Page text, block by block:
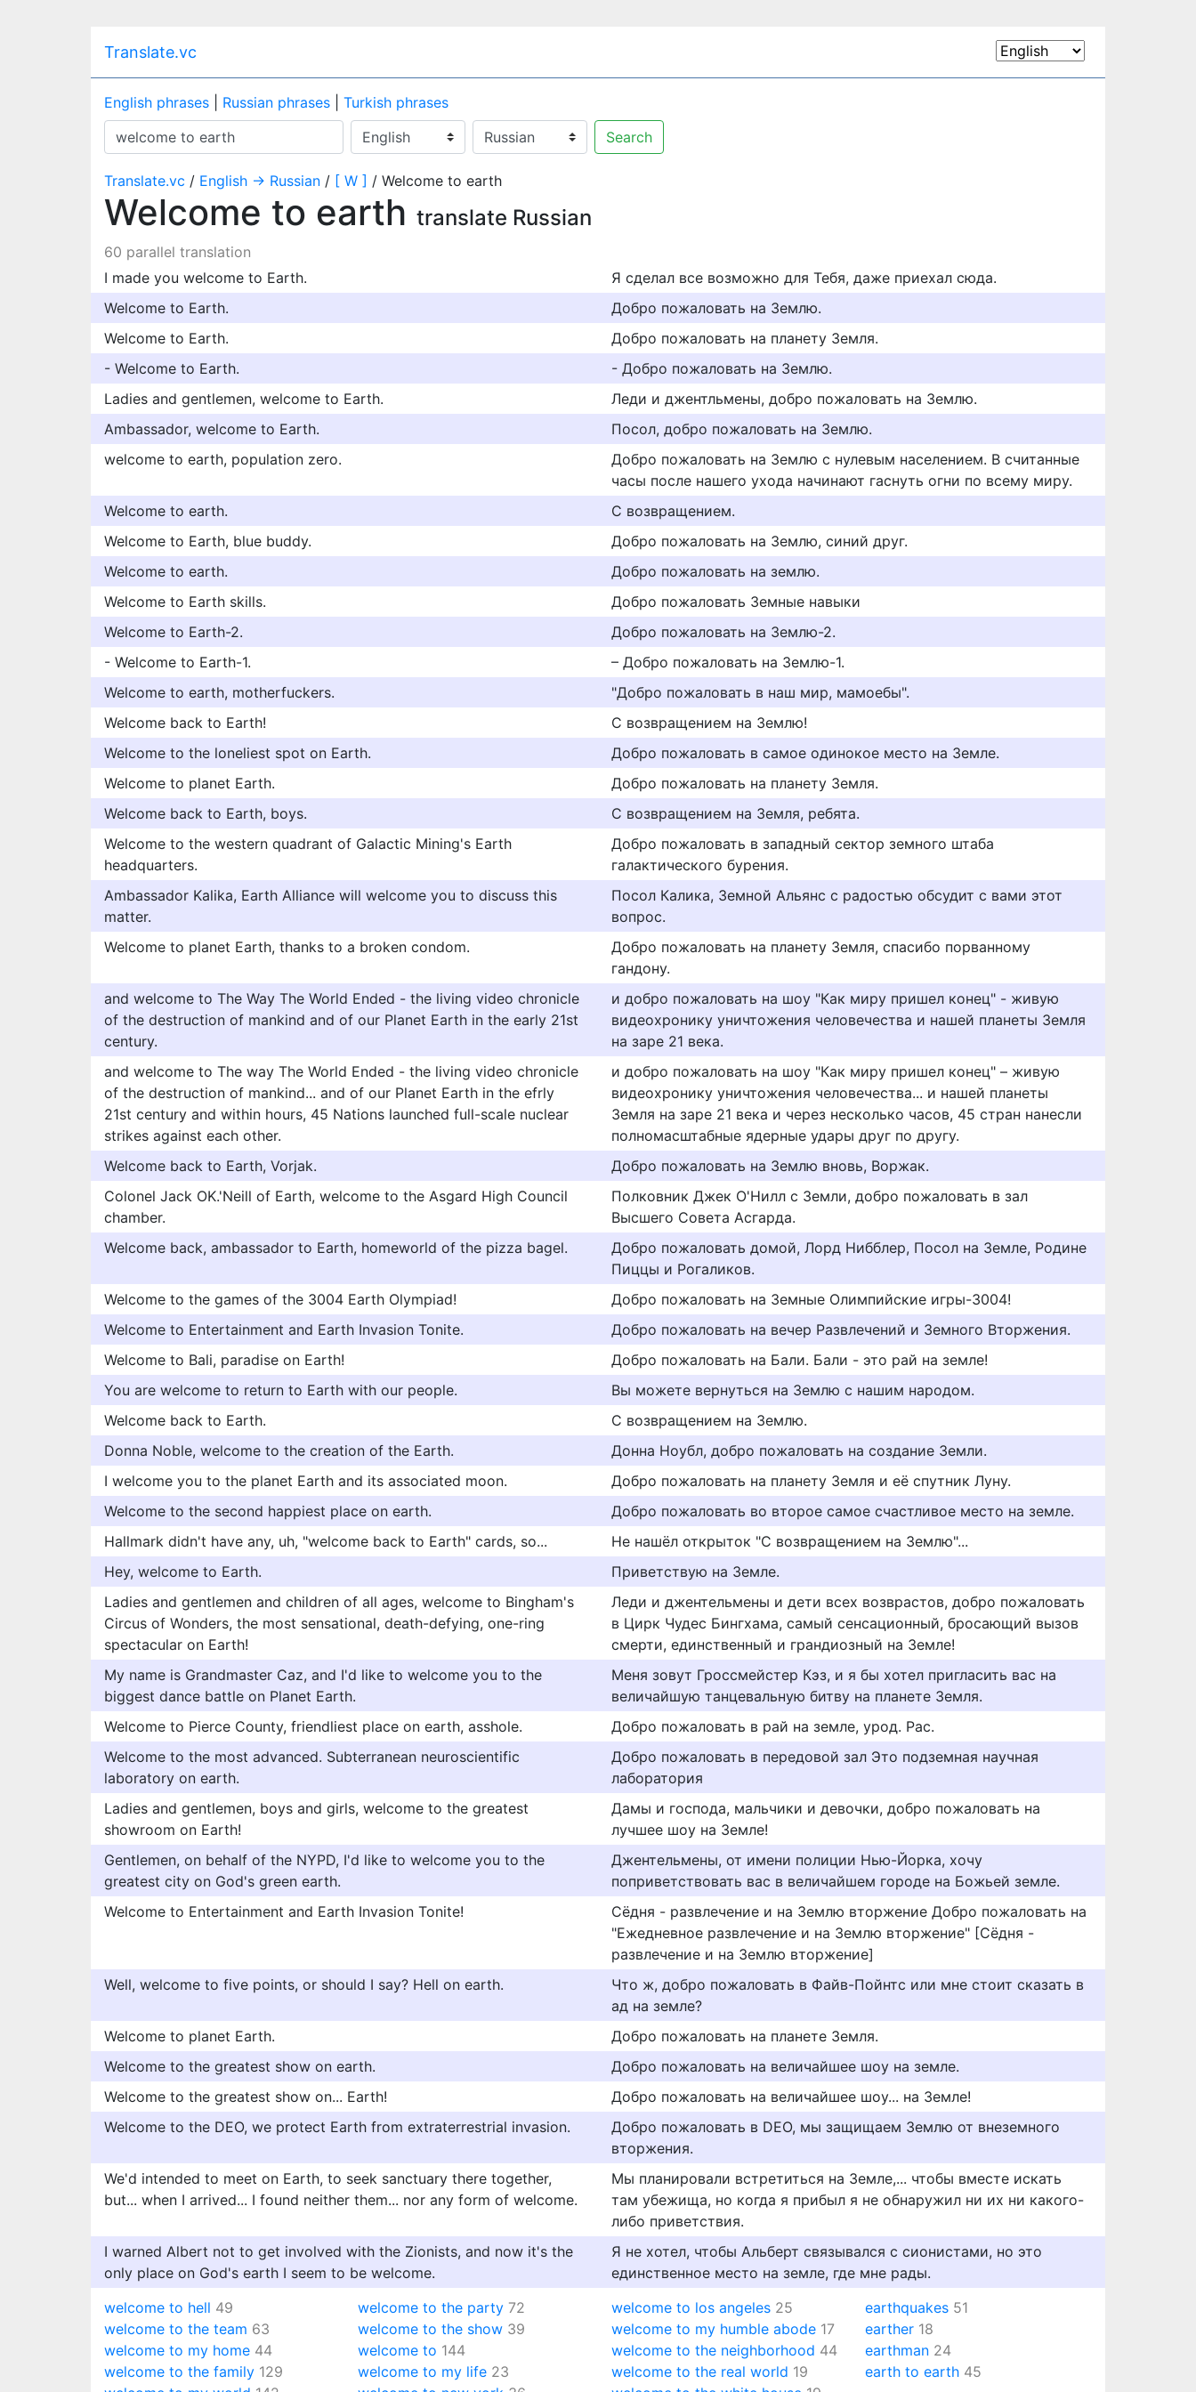
Translate.vc
English phrases Russian phrases
Turkish phrases
Search
Translate.vc / English → Russian / [ W ] / Welcome to earth
Welcome to earth translate Russian
60 parallel translation
I made you welcome to Earth.
Я сделал все возможно для Тебя, даже приехал сюда.
Welcome to Earth.
Добро пожаловать на Землю.
Welcome to Earth.
Добро пожаловать на планету Земля.
- Welcome to Earth.
- Добро пожаловать на Землю.
Ladies and gentlemen, welcome to Earth.
Леди и джентльмены, добро пожаловать на Землю.
Ambassador, welcome to Earth.
Посол, добро пожаловать на Землю.
welcome to earth, population zero.
Добро пожаловать на Землю с нулевым населением. В считанные
часы после нашего ухода начинают гаснуть огни по всему миру.
Welcome to earth.
С возвращением.
Welcome to Earth, blue buddy.
Добро пожаловать на Землю, синий друг.
Welcome to earth.
Добро пожаловать на землю.
Welcome to Earth skills.
Добро пожаловать Земные навыки
Welcome to Earth-2.
Добро пожаловать на Землю-2.
- Welcome to Earth-1.
– Добро пожаловать на Землю-1.
Welcome to earth, motherfuckers.
"Добро пожаловать в наш мир, мамоебы".
Welcome back to Earth!
С возвращением на Землю!
Welcome to the loneliest spot on Earth.
Добро пожаловать в самое одинокое место на Земле.
Welcome to planet Earth.
Добро пожаловать на планету Земля.
Welcome back to Earth, boys.
С возвращением на Земля, ребята.
Welcome to the western quadrant of Galactic Mining's Earth
headquarters.
Добро пожаловать в западный сектор земного штаба
галактического бурения.
Ambassador Kalika, Earth Alliance will welcome you to discuss this
matter.
Посол Калика, Земной Альянс с радостью обсудит с вами этот
вопрос.
Welcome to planet Earth, thanks to a broken condom.
Добро пожаловать на планету Земля, спасибо порванному
гандону.
and welcome to The Way The World Ended - the living video chronicle
of the destruction of mankind and of our Planet Earth in the early 21st
century.
и добро пожаловать на шоу "Как миру пришел конец" - живую
видеохронику уничтожения человечества и нашей планеты Земля
на заре 21 века.
and welcome to The way The World Ended - the living video chronicle
of the destruction of mankind... and of our Planet Earth in the efrly
21st century and within hours, 45 Nations launched full-scale nuclear
strikes against each other.
и добро пожаловать на шоу "Как миру пришел конец" – живую
видеохронику уничтожения человечества... и нашей планеты
Земля на заре 21 века и через несколько часов, 45 стран нанесли
полномасштабные ядерные удары друг по другу.
Welcome back to Earth, Vorjak.
Добро пожаловать на Землю вновь, Воржак.
Colonel Jack OK.'Neill of Earth, welcome to the Asgard High Council
chamber.
Полковник Джек О'Нилл с Земли, добро пожаловать в зал
Высшего Совета Асгарда.
Welcome back, ambassador to Earth, homeworld of the pizza bagel.
Добро пожаловать домой, Лорд Нибблер, Посол на Земле, Родине
Пиццы и Рогаликов.
Welcome to the games of the 3004 Earth Olympiad!
Добро пожаловать на Земные Олимпийские игры-3004!
Welcome to Entertainment and Earth Invasion Tonite.
Добро пожаловать на вечер Развлечений и Земного Вторжения.
Welcome to Bali, paradise on Earth!
Добро пожаловать на Бали. Бали - это рай на земле!
You are welcome to return to Earth with our people.
Вы можете вернуться на Землю с нашим народом.
Welcome back to Earth.
С возвращением на Землю.
Donna Noble, welcome to the creation of the Earth.
Донна Ноубл, добро пожаловать на создание Земли.
I welcome you to the planet Earth and its associated moon.
Добро пожаловать на планету Земля и её спутник Луну.
Welcome to the second happiest place on earth.
Добро пожаловать во второе самое счастливое место на земле.
Hallmark didn't have any, uh, "welcome back to Earth" cards, so...
Не нашёл открыток "С возвращением на Землю"...
Hey, welcome to Earth.
Приветствую на Земле.
Ladies and gentlemen and children of all ages, welcome to Bingham's
Circus of Wonders, the most sensational, death-defying, one-ring
spectacular on Earth!
Леди и джентельмены и дети всех возврастов, добро пожаловать
в Цирк Чудес Бингхама, самый сенсационный, бросающий вызов
смерти, единственный и грандиозный на Земле!
My name is Grandmaster Caz, and I'd like to welcome you to the
biggest dance battle on Planet Earth.
Меня зовут Гроссмейстер Кэз, и я бы хотел пригласить вас на
величайшую танцевальную битву на планете Земля.
Welcome to Pierce County, friendliest place on earth, asshole.
Добро пожаловать в рай на земле, урод. Рас.
Welcome to the most advanced. Subterranean neuroscientific
laboratory on earth.
Добро пожаловать в передовой зал Это подземная научная
лаборатория
Ladies and gentlemen, boys and girls, welcome to the greatest
showroom on Earth!
Дамы и господа, мальчики и девочки, добро пожаловать на
лучшее шоу на Земле!
Gentlemen, on behalf of the NYPD, I'd like to welcome you to the
greatest city on God's green earth.
Джентельмены, от имени полиции Нью-Йорка, хочу
поприветствовать вас в величайшем городе на Божьей земле.
Welcome to Entertainment and Earth Invasion Tonite!
Сёдня - развлечение и на Землю вторжение Добро пожаловать на
"Ежедневное развлечение и на Землю вторжение" [Сёдня -
развлечение и на Землю вторжение]
Well, welcome to five points, or should I say? Hell on earth.
Что ж, добро пожаловать в Файв-Пойнтс или мне стоит сказать в
ад на земле?
Welcome to planet Earth.
Добро пожаловать на планете Земля.
Welcome to the greatest show on earth.
Добро пожаловать на величайшее шоу на земле.
Welcome to the greatest show on... Earth!
Добро пожаловать на величайшее шоу... на Земле!
Welcome to the DEO, we protect Earth from extraterrestrial invasion.
Добро пожаловать в DEO, мы защищаем Землю от внеземного
вторжения.
We'd intended to meet on Earth, to seek sanctuary there together,
but... when I arrived... I found neither them... nor any form of welcome.
Мы планировали встретиться на Земле,... чтобы вместе искать
там убежища, но когда я прибыл я не обнаружил ни их ни какого-
либо приветствия.
I warned Albert not to get involved with the Zionists, and now it's the
only place on God's earth I seem to be welcome.
Я не хотел, чтобы Альберт связывался с сионистами, но это
единственное место на земле, где мне рады.
welcome to hell 49
welcome to the team 63
welcome to my home 44
welcome to the family 129
welcome to the party 72
welcome to the show 39
welcome to 144
welcome to my life 23
welcome to los angeles 25
welcome to my humble abode 17
welcome to the neighborhood 44
welcome to the real world 19
earthquakes 51
earther 18
earthman 24
earth to earth 45